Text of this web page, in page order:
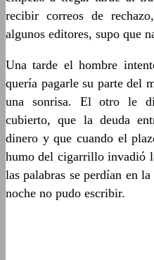
recibir correos de
algunos editores, supo que
Una tarde el hombre
quería pagarle su parte del
una sonrisa. El otro le
cubierto, que la deuda
dinero y que cuando el
humo del cigarrillo invadió
las palabras se perdían en
noche no pudo escribir.